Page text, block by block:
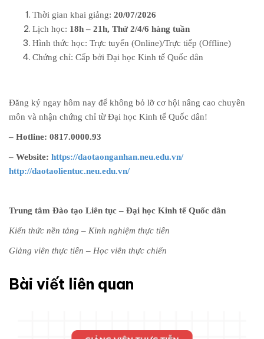
Thời gian khai giảng: 20/07/2026
Lịch học: 18h – 21h, Thứ 2/4/6 hàng tuần
Hình thức học: Trực tuyến (Online)/Trực tiếp (Offline)
Chứng chỉ: Cấp bởi Đại học Kinh tế Quốc dân
Đăng ký ngay hôm nay để không bỏ lỡ cơ hội nâng cao chuyên
môn và nhận chứng chỉ từ Đại học Kinh tế Quốc dân!
– Hotline: 0817.0000.93
– Website: https://daotaonganhan.neu.edu.vn/
http://daotaolientuc.neu.edu.vn/
Trung tâm Đào tạo Liên tục – Đại học Kinh tế Quốc dân
Kiến thức nền tảng – Kinh nghiệm thực tiễn
Giảng viên thực tiễn – Học viên thực chiến
Bài viết liên quan